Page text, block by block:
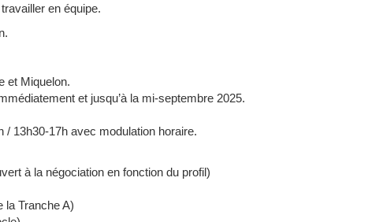
en équipe.
et Miquelon.
et jusqu’à la mi-septembre 2025.
/ 13h30-17h avec modulation horaire.
à la négociation en fonction du profil)
la Tranche A)